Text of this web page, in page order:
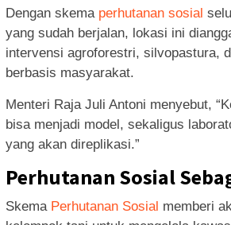
Dengan skema perhutanan sosial
yang sudah berjalan, lokasi ini
intervensi agroforestri, silvopastura,
berbasis masyarakat.
Menteri Raja Juli Antoni menyebut,
bisa menjadi model, sekaligus
yang akan direplikasi.”
Perhutanan Sosial
Skema Perhutanan Sosial memberi